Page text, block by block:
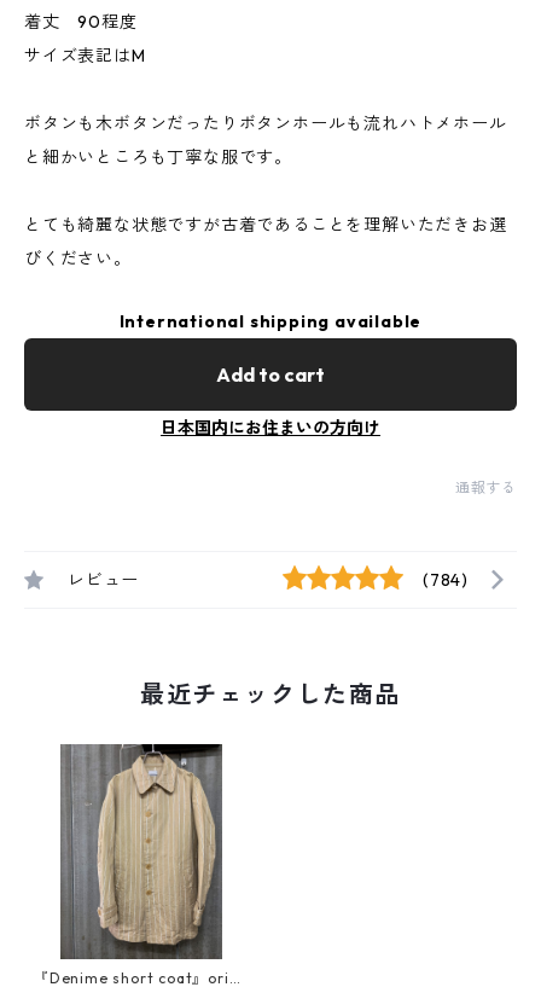
着丈 90程度
サイズ表記はM
ボタンも木ボタンだったりボタンホールも流れハトメホール
と細かいところも丁寧な服です。
とても綺麗な状態ですが古着であることを理解いただきお選
びください。
International shipping available
Add to cart
日本国内にお住まいの方向け
通報する
レビュー (784)
最近チェックした商品
『Denime short coat』orizz